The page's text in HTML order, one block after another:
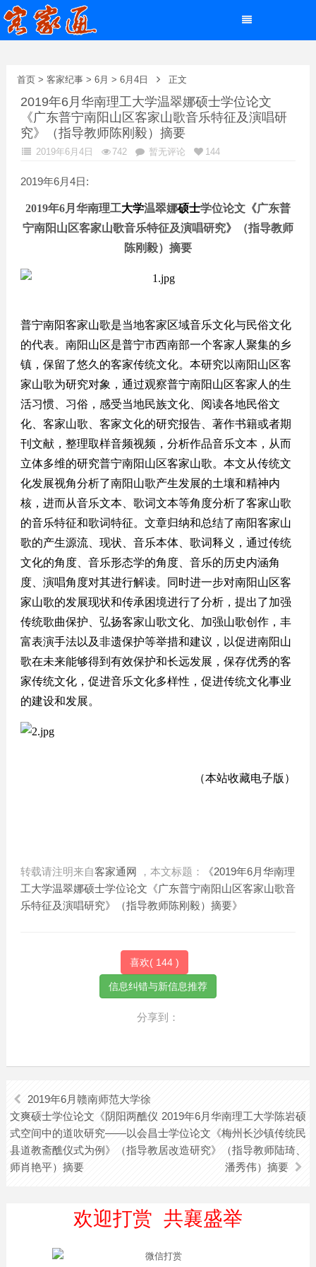
首页> 客家纪事> 6月 > 6月4日 正文
2019年6月华南理工大学温翠娜硕士学位论文
《广东普宁南阳山区客家山歌音乐特征及演唱研
究》（指导教师陈刚毅）摘要
2019年6月4日 742 暂无评论 144
2019年6月4日:
2019年6月 华南理工大学温翠娜硕士学位论文 《广东普
宁南阳山区客家山歌音乐特征及演唱研究》（指导教师
陈刚毅）摘要
普宁南阳客家山歌是当地客家区域音乐文化与民俗文化
的代表。南阳山区是普宁市西南部一个客家人聚集的乡
镇，保留了悠久的客家传统文化。本研究以南阳山区客
家山歌为研究对象，通过观察普宁南阳山区客家人的生
活习惯、习俗，感受当地民族文化、阅读各地民俗文
化、客家山歌、客家文化的研究报告、著作书籍或者期
刊文献，整理取样音频视频，分析作品音乐文本，从而
立体多维的研究普宁南阳山区客家山歌。本文从传统文
化发展视角分析了南阳山歌产生发展的土壤和精神内
核，进而从音乐文本、歌词文本等角度分析了客家山歌
的音乐特征和歌词特征。文章归纳和总结了南阳客家山
歌的产生源流、现状、音乐本体、歌词释义，通过传统
文化的角度、音乐形态学的角度、音乐的历史内涵角
度、演唱角度对其进行解读。同时进一步对南阳山区客
家山歌的发展现状和传承困境进行了分析，提出了加强
传统歌曲保护、弘扬客家山歌文化、加强山歌创作，丰
富表演手法以及非遗保护等举措和建议，以促进南阳山
歌在未来能够得到有效保护和长远发展，保存优秀的客
家传统文化，促进音乐文化多样性，促进传统文化事业
的建设和发展。
（本站收藏电子版 ）
转载请注明来自客家通网 ，本文标题：
《2019年6月华南理
工大学温翠娜硕士学位论文《广东普宁南阳山区客家山歌音
乐特征及演唱研究》（指导教师陈刚毅）摘要》
喜欢( 144 )
分享到：
2019年6月赣南师范大学徐
文爽硕士学位论文《阴阳两醮仪
式空间中的道吹研究——以会昌
县道教斋醮仪式为例》（指导教
师肖艳平）摘要
2019年6月华南理工大学陈岩硕
士学位论文《梅州长沙镇传统民
居改造研究》（指导教师陆琦、
潘秀伟）摘要
欢迎打赏 共襄盛举